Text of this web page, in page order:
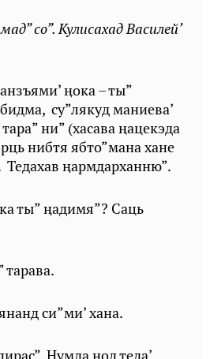
со”. Кулисахад Василей’
ӊока – ты”
су”лякуд маниева’
ни” (хасава ңацекэда
нибтя ябто”мана хане
Тедахав ӊармдарханню”.
ты” ӊадимя”? Саць
си”ми’ хана.